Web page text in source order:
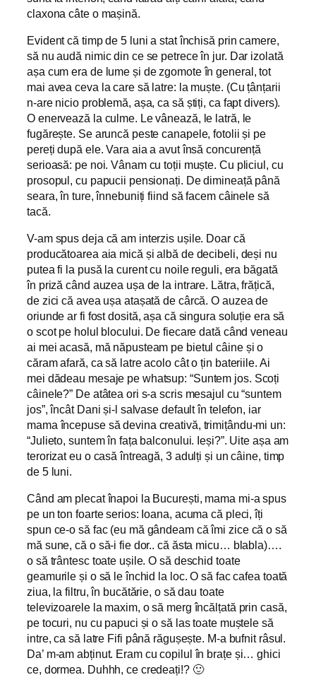
claxona câte o mașină.
Evident că timp de 5 luni a stat închisă prin camere,
să nu audă nimic din ce se petrece în jur. Dar izolată
așa cum era de lume și de zgomote în general, tot
mai avea ceva la care să latre: la muște. (Cu țânțarii
n-are nicio problemă, așa, ca să știți, ca fapt divers).
O enervează la culme. Le vânează, le latră, le
fugărește. Se aruncă peste canapele, fotolii și pe
pereți după ele. Vara aia a avut însă concurență
serioasă: pe noi. Vânam cu toții muște. Cu pliciul, cu
prosopul, cu papucii pensionați. De dimineață până
seara, în ture, înnebuniți fiind să facem câinele să
tacă.
V-am spus deja că am interzis ușile. Doar că
producătoarea aia mică și albă de decibeli, deși nu
putea fi la pusă la curent cu noile reguli, era băgată
în priză când auzea ușa de la intrare. Lătra, frățică,
de zici că avea ușa atașată de cârcă. O auzea de
oriunde ar fi fost dosită, așa că singura soluție era să
o scot pe holul blocului. De fiecare dată când veneau
ai mei acasă, mă năpusteam pe bietul câine și o
căram afară, ca să latre acolo cât o țin bateriile. Ai
mei dădeau mesaje pe whatsup: “Suntem jos. Scoți
câinele?” De atâtea ori s-a scris mesajul cu “suntem
jos”, încât Dani și-l salvase default în telefon, iar
mama începuse să devina creativă, trimițându-mi un:
“Julieto, suntem în fața balconului. Ieși?”. Uite așa am
terorizat eu o casă întreagă, 3 adulți și un câine, timp
de 5 luni.
Când am plecat înapoi la București, mama mi-a spus
pe un ton foarte serios: Ioana, acuma că pleci, îți
spun ce-o să fac (eu mă gândeam că îmi zice că o să
mă sune, că o să-i fie dor.. că ăsta micu… blabla)….
o să trântesc toate ușile. O să deschid toate
geamurile și o să le închid la loc. O să fac cafea toată
ziua, la filtru, în bucătărie, o să dau toate
televizoarele la maxim, o să merg încălțată prin casă,
pe tocuri, nu cu papuci și o să las toate muștele să
intre, ca să latre Fifi până răgușește. M-a bufnit râsul.
Da’ m-am abținut. Eram cu copilul în brațe și… ghici
ce, dormea. Duhhh, ce credeați!? 🙂